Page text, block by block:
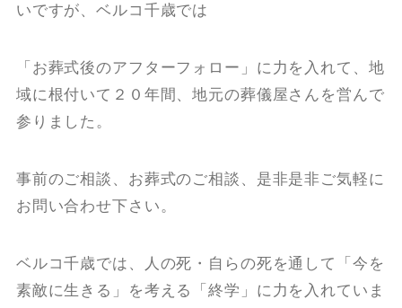
いですが、ベルコ千歳では
「お葬式後のアフターフォロー」に力を入れて、地
域に根付いて２０年間、地元の葬儀屋さんを営んで
参りました。
事前のご相談、お葬式のご相談、是非是非ご気軽に
お問い合わせ下さい。
ベルコ千歳では、人の死・自らの死を通して「今を
素敵に生きる」を考える「終学」に力を入れていま